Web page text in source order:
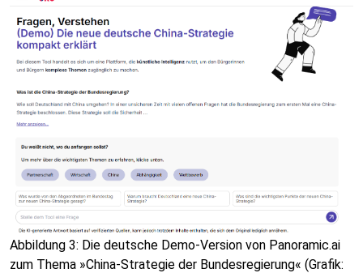
Abbildung 3: Die deutsche Demo-Version von Panoramic.ai
zum Thema »China-Strategie der Bundesregierung« (Grafik: